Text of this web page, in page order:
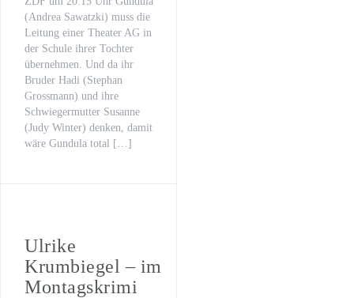
(Andrea Sawatzki) muss die
Leitung einer Theater AG in
der Schule ihrer Tochter
übernehmen. Und da ihr
Bruder Hadi (Stephan
Grossmann) und ihre
Schwiegermutter Susanne
(Judy Winter) denken, damit
wäre Gundula total […]
Ulrike
Krumbiegel – im
Montagskrimi